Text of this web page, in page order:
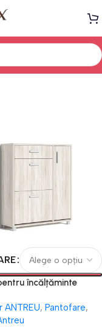
încălțăminte
ANTREU, Pantofare,